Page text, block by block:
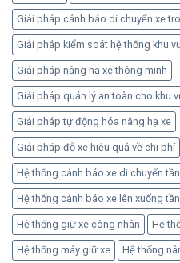
Giải pháp cảnh báo di chuyển xe
Giải pháp kiểm soát hệ thống khu
Giải pháp nâng hạ xe thông minh
Giải pháp quản lý an toàn cho khu
Giải pháp tự động hóa nâng hạ xe
Giải pháp đỗ xe hiệu quả về chi phí
Hệ thống cảnh báo xe di chuyển
Hệ thống cảnh báo xe lên xuống
Hệ thống giữ xe công nhân Hệ
Hệ thống máy giữ xe Hệ thống